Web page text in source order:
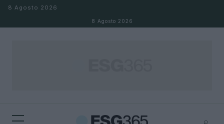
Salta al contenuto
8 Agosto 2026
8 Agosto 2026
⌕